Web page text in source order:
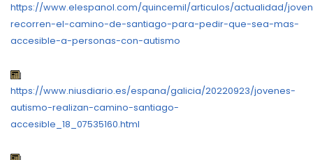
https://www.elespanol.com/quincemil/articulos/actualidad/
recorren-el-camino-de-santiago-para-pedir-que-sea-mas-
accesible-a-personas-con-autismo
https://www.niusdiario.es/espana/galicia/20220923/jovenes-
autismo-realizan-camino-santiago-
accesible_18_07535160.html